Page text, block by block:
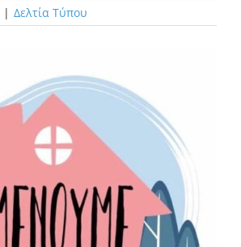
| Δελτία Τύπου